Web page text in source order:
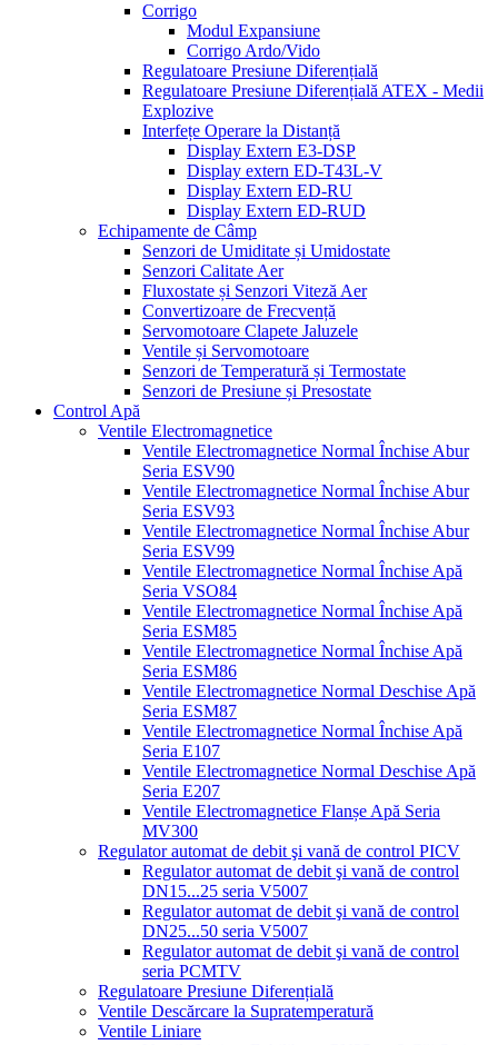
Corrigo
Modul Expansiune
Corrigo Ardo/Vido
Regulatoare Presiune Diferențială
Regulatoare Presiune Diferențială ATEX - Medii
Explozive
Interfețe Operare la Distanță
Display Extern E3-DSP
Display extern ED-T43L-V
Display Extern ED-RU
Display Extern ED-RUD
Echipamente de Câmp
Senzori de Umiditate și Umidostate
Senzori Calitate Aer
Fluxostate și Senzori Viteză Aer
Convertizoare de Frecvență
Servomotoare Clapete Jaluzele
Ventile și Servomotoare
Senzori de Temperatură și Termostate
Senzori de Presiune și Presostate
Control Apă
Ventile Electromagnetice
Ventile Electromagnetice Normal Închise Abur
Seria ESV90
Ventile Electromagnetice Normal Închise Abur
Seria ESV93
Ventile Electromagnetice Normal Închise Abur
Seria ESV99
Ventile Electromagnetice Normal Închise Apă
Seria VSO84
Ventile Electromagnetice Normal Închise Apă
Seria ESM85
Ventile Electromagnetice Normal Închise Apă
Seria ESM86
Ventile Electromagnetice Normal Deschise Apă
Seria ESM87
Ventile Electromagnetice Normal Închise Apă
Seria E107
Ventile Electromagnetice Normal Deschise Apă
Seria E207
Ventile Electromagnetice Flanșe Apă Seria
MV300
Regulator automat de debit şi vană de control PICV
Regulator automat de debit şi vană de control
DN15...25 seria V5007
Regulator automat de debit şi vană de control
DN25...50 seria V5007
Regulator automat de debit şi vană de control
seria PCMTV
Regulatoare Presiune Diferențială
Ventile Descărcare la Supratemperatură
Ventile Liniare